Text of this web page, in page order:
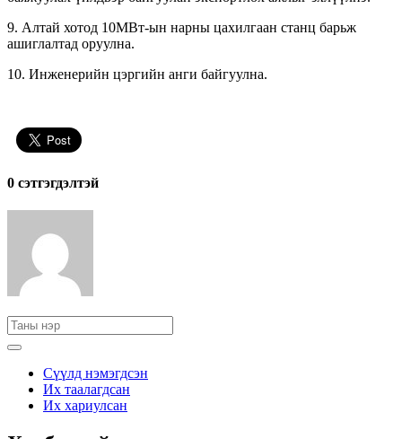
9. Алтай хотод 10МВт-ын нарны цахилгаан станц барьж
ашиглалтад оруулна.
10. Инженерийн цэргийн анги байгуулна.
0 cэтгэгдэлтэй
Сүүлд нэмэгдсэн
Их таалагдсан
Их хариулсан